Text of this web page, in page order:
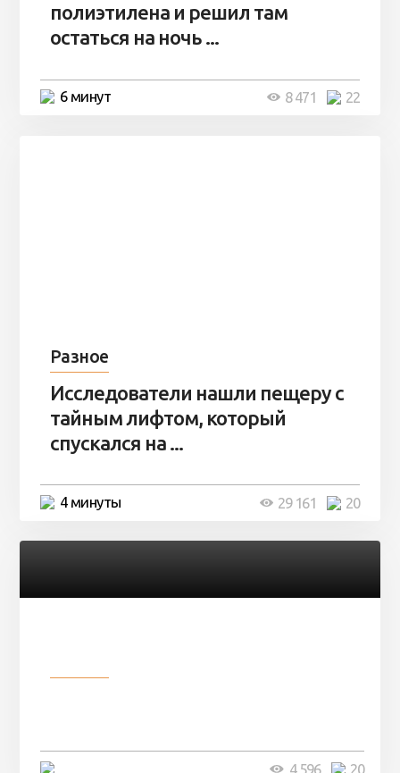
полиэтилена и решил там
остаться на ночь ...
6 минут 22
8 471
Разное
Исследователи нашли пещеру с
тайным лифтом, который
спускался на ...
4 минуты 20
29 161
20
4 596